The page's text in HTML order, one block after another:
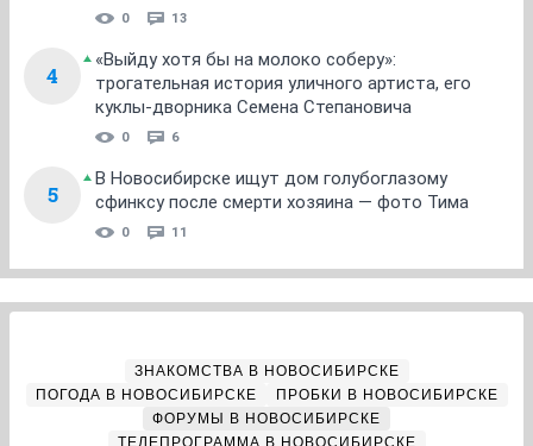
0 13
4
«Выйду хотя бы на молоко соберу»:
трогательная история уличного артиста, его
куклы-дворника Семена Степановича
0 6
5
В Новосибирске ищут дом голубоглазому
сфинксу после смерти хозяина — фото Тима
0 11
ЗНАКОМСТВА В НОВОСИБИРСКЕ
ПОГОДА В НОВОСИБИРСКЕ
ПРОБКИ В НОВОСИБИРСКЕ
ФОРУМЫ В НОВОСИБИРСКЕ
ТЕЛЕПРОГРАММА В НОВОСИБИРСКЕ